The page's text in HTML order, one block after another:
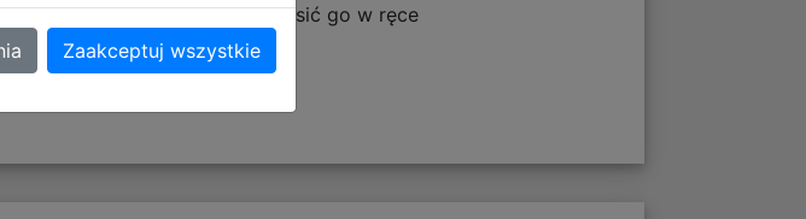
na wieszaku lub wygodnie nosić go w ręce
Zaakceptuj wszystkie